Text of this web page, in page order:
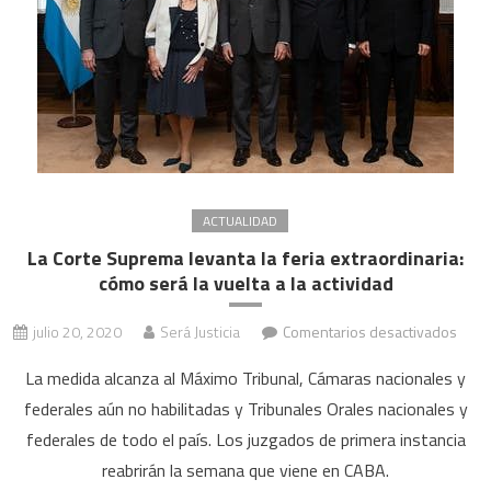
ACTUALIDAD
La Corte Suprema levanta la feria extraordinaria:
cómo será la vuelta a la actividad
julio 20, 2020 Será Justicia Comentarios desactivadosen
Corte
La medida alcanza al Máximo Tribunal, Cámaras nacionales y
federales aún no habilitadas y Tribunales Orales nacionales y
federales de todo el país. Los juzgados de primera instancia
reabrirán la semana que viene en CABA.